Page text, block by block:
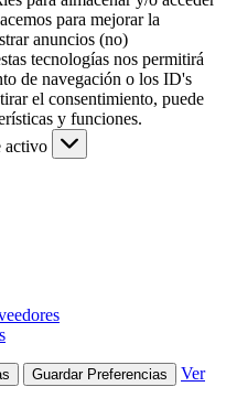
para mejorar la
anuncios (no)
tecnologías nos permitirá
de navegación o los ID's
el consentimiento, puede
y funciones.
activo
Guardar Preferencias
Ver